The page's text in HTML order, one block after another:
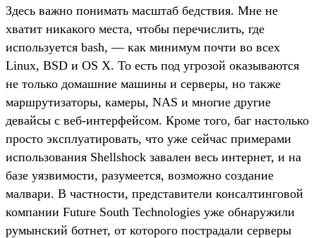
Здесь важно понимать масштаб бедствия. Мне не
хватит никакого места, чтобы перечислить, где
используется bash, — как минимум почти во всех
Linux, BSD и OS X. То есть под угрозой оказываются
не только домашние машины и серверы, но также
маршрутизаторы, камеры, NAS и многие другие
девайсы с веб-интерфейсом. Кроме того, баг настолько
просто эксплуатировать, что уже сейчас примерами
использования Shellshock завален весь интернет, и на
базе уязвимости, разумеется, возможно создание
малвари. В частности, представители консалтинговой
компании Future South Technologies уже обнаружили
румынский ботнет, от которого пострадали серверы